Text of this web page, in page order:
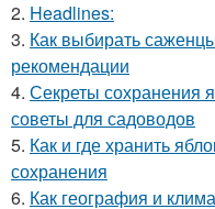
2. Headlines:
3. Как выбирать
рекомендации
4. Секреты сохранения
советы для садоводов
5. Как и где хранить
сохранения
6. Как география и